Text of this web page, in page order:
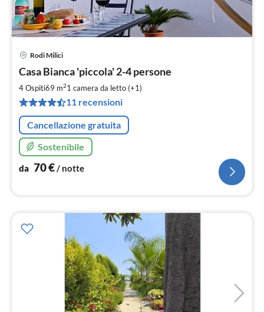
Rodi Milici
Casa Bianca 'piccola' 2-4 persone
4 Ospiti69 m21 camera da letto (+1)
11 recensioni
Cancellazione gratuita
Sostenibile
da 70€/ notte